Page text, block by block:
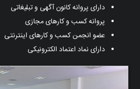
دارای پروانه کانون آگهی و تبلیغاتی
پروانه کسب و کارهای مجازی
عضو انجمن کسب و کارهای اینترنتی
دارای نماد اعتماد الکترونیکی